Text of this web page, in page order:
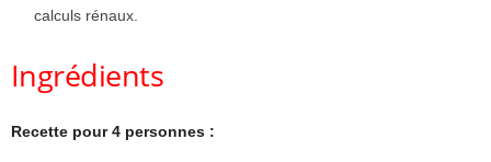
calculs rénaux.
Ingrédients
Recette pour 4 personnes :